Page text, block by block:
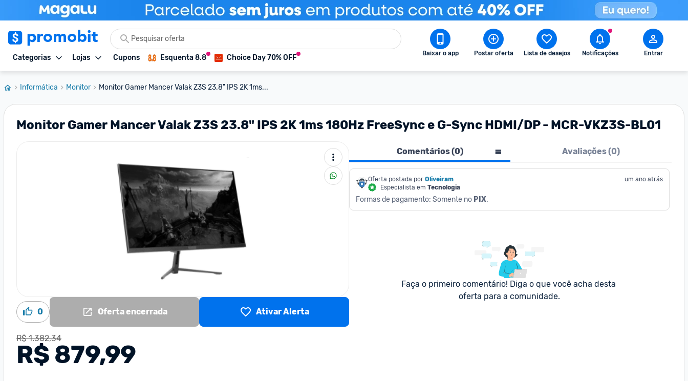
Categorias Lojas Cupons Esquenta 8.8 Choice Day 70% OFF Baixar o app Postar oferta Lista de desejos Notificações Entrar
Informática Monitor Monitor Gamer Mancer Valak Z3S 23.8" IPS 2K 1ms...
Monitor Gamer Mancer Valak Z3S 23.8" IPS 2K 1ms 180Hz FreeSync e G-Sync HDMI/DP - MCR-VKZ3S-BL01
0 Oferta encerrada Ativar Alerta
R$ 1.382,34
R$ 879,99
Comentários (0) Avaliações (0)
Oferta postada por Oliveiram
Especialista em Tecnologia
um ano atrás
Formas de pagamento: Somente no PIX.
Faça o primeiro comentário! Diga o que você acha desta
oferta para a comunidade.